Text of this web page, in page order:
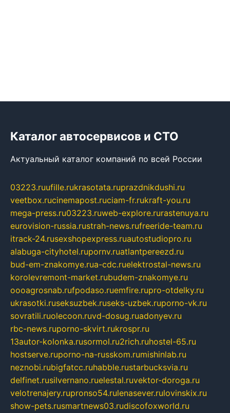
Каталог автосервисов и СТО
Актуальный каталог компаний по всей России
03223.ruufille.rukrasotata.ruprazdnikdushi.ru
veetbox.rucinemapost.ruciam-fr.rukraft-you.ru
mega-press.ru03223.ruweb-explore.rurastenuya.ru
eurovision-russia.rustrah-news.rufreeride-team.ru
itrack-24.rusexshopexpress.ruautostudiopro.ru
alabuga-cityhotel.rupornv.ruatlantpereezd.ru
bud-em-znakomye.rua-cdc.ruelektrostal-news.ru
korolevremont-market.rubudem-znakomye.ru
oooagrosnab.rufpodaso.ruemfire.rupro-otdelky.ru
ukrasotki.ruseksuzbek.ruseks-uzbek.ruporno-vk.ru
sovratili.ruolecoon.ruvd-dosug.ruadonyev.ru
rbc-news.ruporno-skvirt.rukrospr.ru
13autor-kolonka.rusormol.ru2rich.ruhostel-65.ru
hostserve.ruporno-na-russkom.rumishinlab.ru
neznobi.rubigfatcc.ruhabble.rustarbucksvia.ru
delfinet.rusilvernano.ruelestal.ruvektor-doroga.ru
velotrenajery.rupronso54.rulenasever.rulovinskix.ru
show-pets.rusmartnews03.rudiscofoxworld.ru